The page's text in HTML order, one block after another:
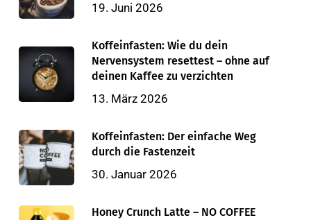
19. Juni 2026
Koffeinfasten: Wie du dein
Nervensystem resettest – ohne auf
deinen Kaffee zu verzichten
13. März 2026
Koffeinfasten: Der einfache Weg
durch die Fastenzeit
30. Januar 2026
Honey Crunch Latte – NO COFFEE